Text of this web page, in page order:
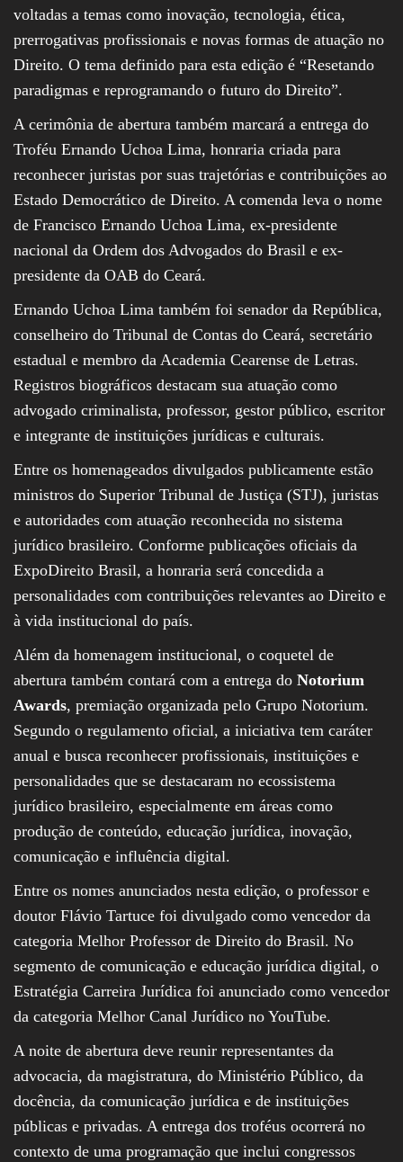
voltadas a temas como inovação, tecnologia, ética,
prerrogativas profissionais e novas formas de atuação no
Direito. O tema definido para esta edição é “Resetando
paradigmas e reprogramando o futuro do Direito”.
A cerimônia de abertura também marcará a entrega do
Troféu Ernando Uchoa Lima, honraria criada para
reconhecer juristas por suas trajetórias e contribuições ao
Estado Democrático de Direito. A comenda leva o nome
de Francisco Ernando Uchoa Lima, ex-presidente
nacional da Ordem dos Advogados do Brasil e ex-
presidente da OAB do Ceará.
Ernando Uchoa Lima também foi senador da República,
conselheiro do Tribunal de Contas do Ceará, secretário
estadual e membro da Academia Cearense de Letras.
Registros biográficos destacam sua atuação como
advogado criminalista, professor, gestor público, escritor
e integrante de instituições jurídicas e culturais.
Entre os homenageados divulgados publicamente estão
ministros do Superior Tribunal de Justiça (STJ), juristas
e autoridades com atuação reconhecida no sistema
jurídico brasileiro. Conforme publicações oficiais da
ExpoDireito Brasil, a honraria será concedida a
personalidades com contribuições relevantes ao Direito e
à vida institucional do país.
Além da homenagem institucional, o coquetel de
abertura também contará com a entrega do Notorium
Awards, premiação organizada pelo Grupo Notorium.
Segundo o regulamento oficial, a iniciativa tem caráter
anual e busca reconhecer profissionais, instituições e
personalidades que se destacaram no ecossistema
jurídico brasileiro, especialmente em áreas como
produção de conteúdo, educação jurídica, inovação,
comunicação e influência digital.
Entre os nomes anunciados nesta edição, o professor e
doutor Flávio Tartuce foi divulgado como vencedor da
categoria Melhor Professor de Direito do Brasil. No
segmento de comunicação e educação jurídica digital, o
Estratégia Carreira Jurídica foi anunciado como vencedor
da categoria Melhor Canal Jurídico no YouTube.
A noite de abertura deve reunir representantes da
advocacia, da magistratura, do Ministério Público, da
docência, da comunicação jurídica e de instituições
públicas e privadas. A entrega dos troféus ocorrerá no
contexto de uma programação que inclui congressos